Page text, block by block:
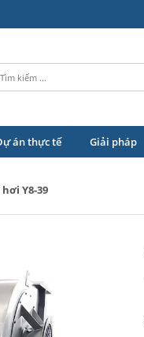
án thực tế Giải pháp
Y8-39